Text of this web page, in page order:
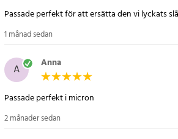
MW880BLA, MW880BSA, MW880GRA,
MW880RSA, MW888STB
Artikelnummer
Passade perfekt för att ersätta den vi lyckats
1 månad sedan
A Anna
Passade perfekt i micron
2 månader sedan